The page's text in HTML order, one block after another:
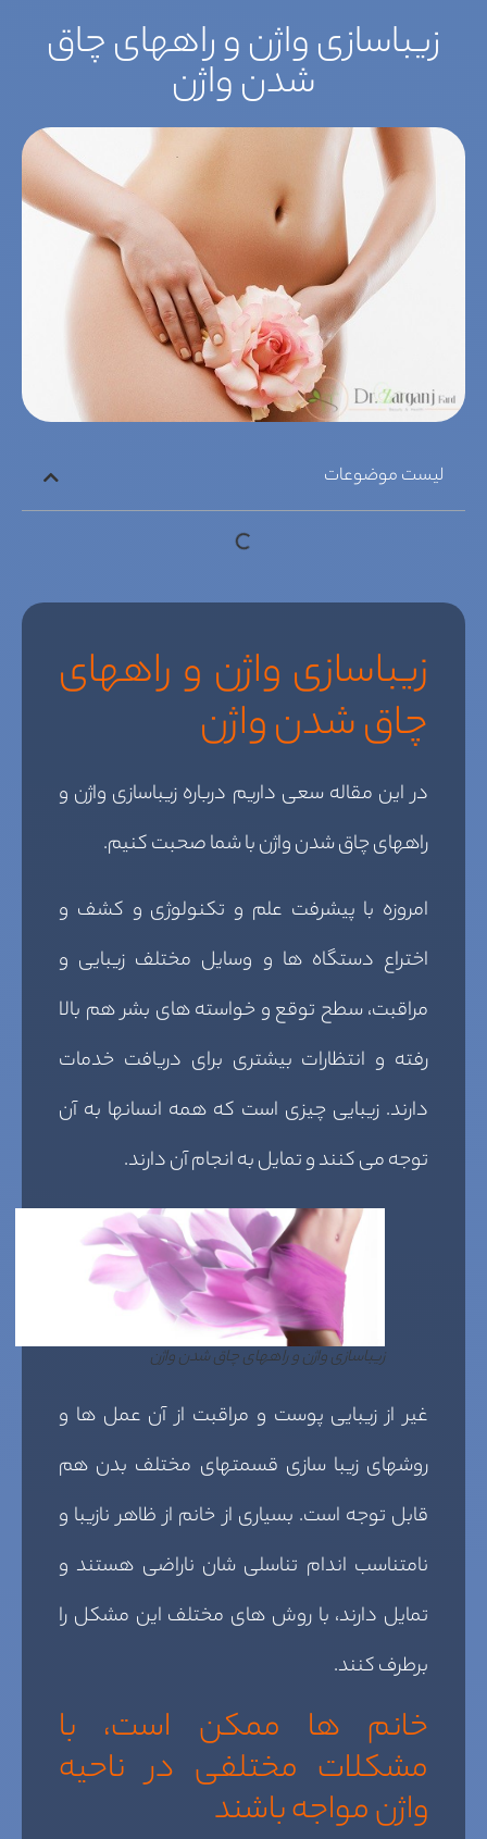
زیباسازی واژن و راههای چاق
شدن واژن
لیست موضوعات
زیباسازی واژن و راههای
چاق شدن واژن
در این مقاله سعی داریم درباره زیباسازی واژن و
راههای چاق شدن واژن با شما صحبت کنیم.
امروزه با پیشرفت علم و تکنولوژی و کشف و
اختراع دستگاه ها و وسایل مختلف زیبایی و
مراقبت، سطح توقع و خواسته های بشر هم بالا
رفته و انتظارات بیشتری برای دریافت خدمات
دارند. زیبایی چیزی است که همه انسانها به آن
توجه می کنند و تمایل به انجام آن دارند.
زیباسازی واژن و راههای چاق شدن واژن
غیر از زیبایی پوست و مراقبت از آن عمل ها و
روشهای زیبا سازی قسمتهای مختلف بدن هم
قابل توجه است. بسیاری از خانم از ظاهر نازیبا و
نامتناسب اندام تناسلی شان ناراضی هستند و
تمایل دارند، با روش های مختلف این مشکل را
برطرف کنند.
خانم ها ممکن است، با
مشکلات مختلفی در ناحیه
واژن مواجه باشند